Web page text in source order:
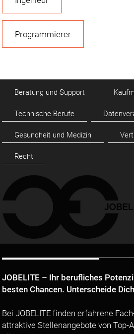
Programmierer
Beratung und Support
Technische Berufe
Gesundheit und Medizin
Recht
JOBELITE – Ihr berufliches
besten Chancen. Unterscheide
Bei JOBELITE finden erfahrene
attraktive Stellenangebote von Top-